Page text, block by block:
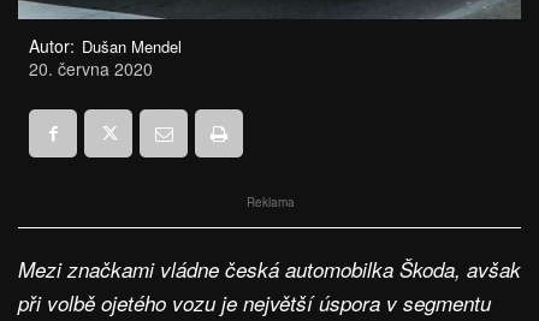
Autor: Dušan Mendel
20. června 2020
Reklama
Mezi značkami vládne česká automobilka Škoda, avšak
při volbě ojetého vozu je největší úspora v segmentu